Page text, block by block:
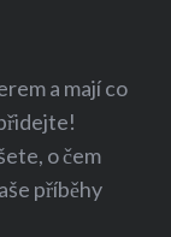
a mají co
o čem
příběhy